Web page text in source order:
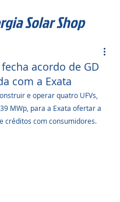
acordo de GD
com a Exata
e operar quatro UFVs,
MWp, para a Exata ofertar a
créditos com consumidores.